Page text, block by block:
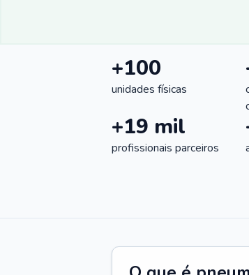
+100
unidades físicas
+19 mil
profissionais parceiros